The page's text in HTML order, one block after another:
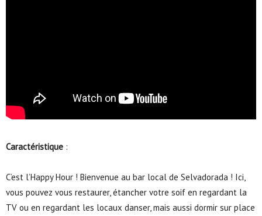
Caractéristique :
C’est l’Happy Hour ! Bienvenue au bar local de Selvadorada ! Ici,
vous pouvez vous restaurer, étancher votre soif en regardant la
TV ou en regardant les locaux danser, mais aussi dormir sur place